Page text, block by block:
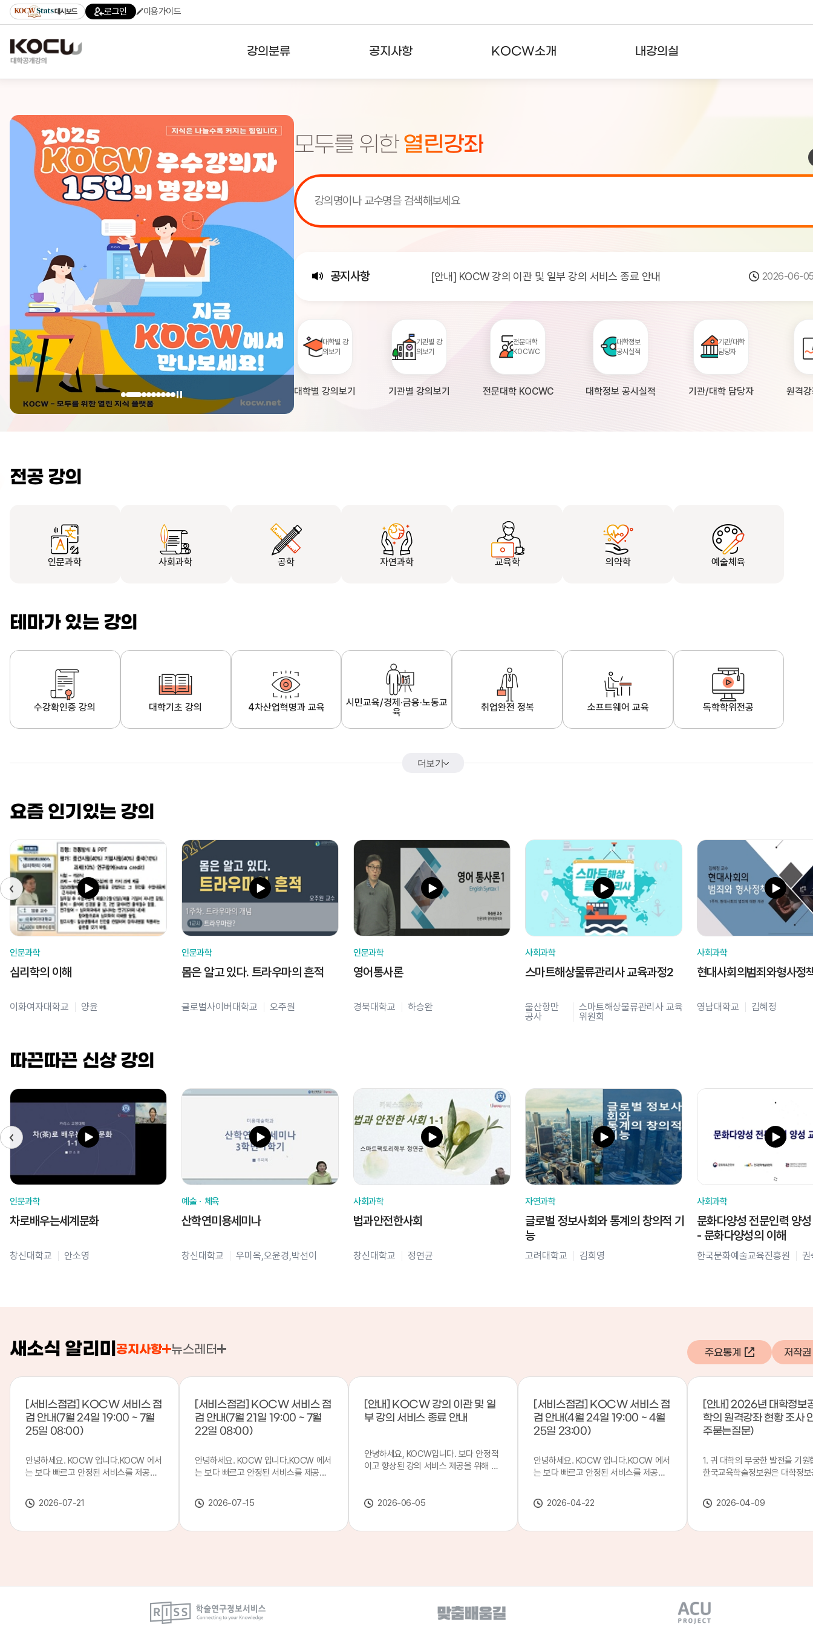
대시보드 로그인 이용가이드
강의분류
기관강의
테마강의
공지사항
주요통계현황
KOCW소개 내강의실
모두를 위한 열린강좌
공지사항
[서비스점검] KOCW 서비스 점검 안내(7월 24일 19:00 ~ 7월... 2026-07-
[안내] KOCW 강의 이관 및 일부 강의 서비스 종료 안내 2026-06-
[안내] 2026년 대학정보공시 대학의 원격강좌 현황 조사 안내(자주묻... 2026-04-
대학별 강
의보기
대학별 강의보기
기관별 강
의보기
기관별 강의보기
전문대학
KOCWC
전문대학 KOCWC
대학정보
공시실적
대학정보 공시실적
기관/대학
담당자
기관/대학 담당자 원격
전공 강의
인문과학 사회과학 공학 자연과학 교육학 의약학 예술체육
테마가 있는 강의
수강확인증 강의 대학기초 강의 4차산업혁명과 교육
시민교육/경제·금융·노동교
육
취업완전 정복 소프트웨어 교육 독학학위전공
더보기
요즘 인기있는 강의
인문과학
심리학의 이해
이화여자대학교 양윤
인문과학
몸은 알고 있다. 트라우마의 흔적
글로벌사이버대학교 오주원
인문과학
영어통사론
경북대학교 하승완
사회과학
스마트해상물류관리사 교육과정2
울산항만
공사
스마트해상물류관리사 교육
위원회
사회과학
현대사회의범죄와형사정
영남대학교 김혜정
따끈따끈 신상 강의
인문과학
차로배우는세계문화
창신대학교 안소영
예술ㆍ체육
산학연미용세미나
창신대학교 우미옥,오윤경,박선이
사회과학
법과안전한사회
창신대학교 정연균
자연과학
글로벌 정보사회와 통계의 창의적 기
능
고려대학교 김희영
사회과학
문화다양성 전문인력 양
- 문화다양성의 이해
한국문화예술교육진흥원 권
새소식 알리미 공지사항 뉴스레터
[서비스점검] KOCW 서비스 점
검 안내(7월 24일 19:00 ~ 7월
25일 08:00)
안녕하세요. KOCW 입니다.KOCW 에서
는 보다 빠르고 안정된 서비스를 제공하
합니다.※ 서비스 점검 작업 일시 : 7월
24일(금) 19:00 ~ 7월 25일(토) 08:00
안 서비스가 일시 중지될 수 있으니, 이
2026-07-21
[서비스점검] KOCW 서비스 점
검 안내(7월 21일 19:00 ~ 7월
22일 08:00)
안녕하세요. KOCW 입니다.KOCW 에서
는 보다 빠르고 안정된 서비스를 제공하
합니다.※ 서비스 점검 작업 일시 : 7월 21
일(화) 19:00 ~ 7월 22일(수) 08:00이
서비스가일시 중지될 수 있으니, 이 점 양
2026-07-15
[안내] KOCW 강의 이관 및 일
부 강의 서비스 종료 안내
안녕하세요, KOCW입니다. 보다 안정적
이고 향상된 강의 서비스 제공을 위해 강
스가 종료될 예정이오니, 이용에 참고하
종료 강의 안내 이관 작업으로 인해 일부
었습니다. 서비스 종료 강의 목록은 아래
링크에서 확인하실 수 있습니다. → 서비
2026-06-05
[서비스점검] KOCW 서비스 점
검 안내(4월 24일 19:00 ~ 4월
25일 23:00)
안녕하세요. KOCW 입니다.KOCW 에서
는 보다 빠르고 안정된 서비스를 제공하
합니다.※ 서비스 점검 작업 일시 : 4월
24일(금) 19:00 ~ 4월 25일(토) 23:00
안 일시중지될 예정이오니, 이 점 양해하
2026-04-22
[안내] 2026년 대학정보
학의 원격강좌 현황 조사
주묻는질문)
1. 귀 대학의 무궁한 발전을 기원
한국교육학술정보원은 대학정
본 조사는 2025. 3. 1~2026. 2.
에 운영된 원격강좌(이러닝) 현
강좌(12-바)'에 데이터를 연계할
인시 캠퍼스인 경우 해당 캠퍼스
있는 기관명을 선택하시면 됩니
2026-04-09
주요통계 저작